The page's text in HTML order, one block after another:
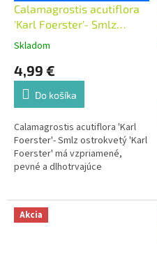
Calamagrostis acutiflora
'Karl Foerster'- Smlz
ostrokvetý 'Karl Foerster'
Skladom
4,99 €
Do košíka
Calamagrostis acutiflora 'Karl
Foerster'- Smlz ostrokvetý 'Karl
Foerster' má vzpriamené,
pevné a dlhotrvajúce
Akcia